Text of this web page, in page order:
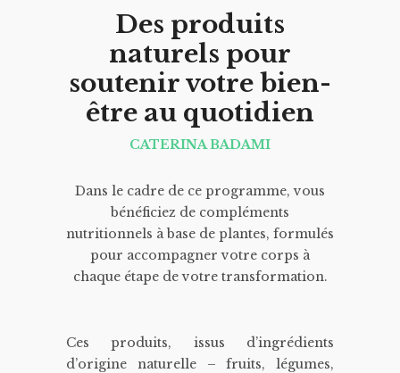
Des produits
naturels pour
soutenir votre bien-
être au quotidien
CATERINA BADAMI
Dans le cadre de ce programme, vous
bénéficiez de compléments
nutritionnels à base de plantes, formulés
pour accompagner votre corps à
chaque étape de votre transformation.
Ces produits, issus d’ingrédients
d’origine naturelle – fruits, légumes,